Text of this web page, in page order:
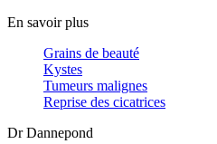
En savoir plus
Grains de beauté
Kystes
Tumeurs malignes
Reprise des cicatrices
Dr Dannepond